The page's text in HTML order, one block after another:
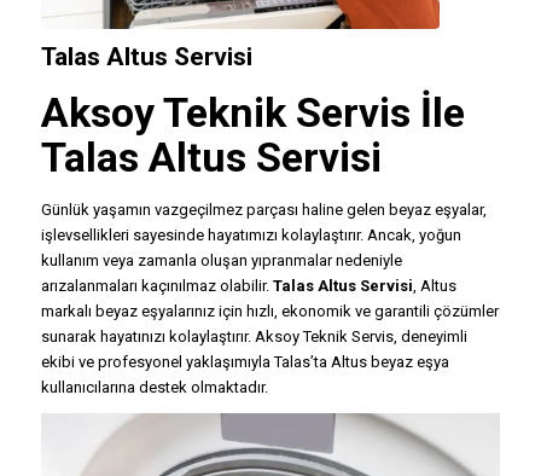
Talas Altus Servisi
Aksoy Teknik Servis İle
Talas Altus Servisi
Günlük yaşamın vazgeçilmez parçası haline gelen beyaz eşyalar,
işlevsellikleri sayesinde hayatımızı kolaylaştırır. Ancak, yoğun
kullanım veya zamanla oluşan yıpranmalar nedeniyle
arızalanmaları kaçınılmaz olabilir. Talas Altus Servisi , Altus
markalı beyaz eşyalarınız için hızlı, ekonomik ve garantili çözümler
sunarak hayatınızı kolaylaştırır. Aksoy Teknik Servis, deneyimli
ekibi ve profesyonel yaklaşımıyla Talas’ta Altus beyaz eşya
kullanıcılarına destek olmaktadır.